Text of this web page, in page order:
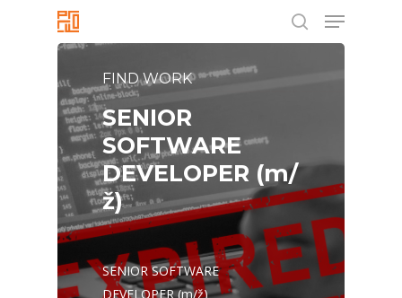
search
Menu
FIND WORK
SENIOR
SOFTWARE
DEVELOPER (m/
ž)
SENIOR SOFTWARE
DEVELOPER (m/ž)